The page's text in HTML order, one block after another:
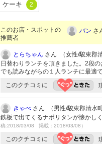
ケーキ 2
このお店・スポットの
推薦者
バン さ
とらちゃん さん （女性/駿東郡
日替わりランチを頂きました。2段
でも読みながらの１人ランチに最適
このクチコミに
きゃべ さん （男性/駿東郡清水
鉄板で出てくるナポリタンが懐かし
稿:2018/03/08 掲載：2018/03/08）
このクチコミに